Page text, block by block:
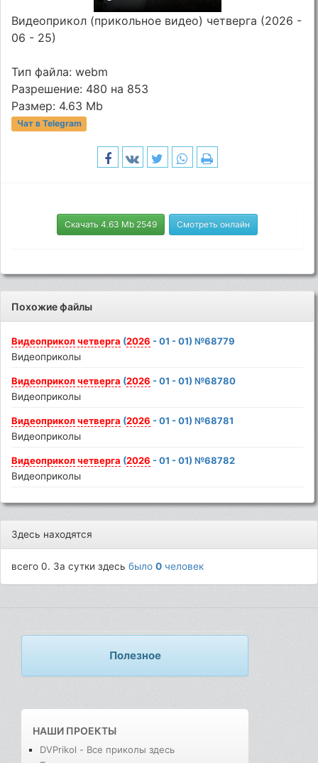
Видеоприкол (прикольное видео) четверга (2026 -
06 - 25)
Тип файла: webm
Разрешение: 480 на 853
Размер: 4.63 Mb
Чат в Telegram
Скачать 4.63 Mb 2549 Смотреть онлайн
Похожие файлы
Видеоприкол четверга (2026 - 01 - 01) №68779
Видеоприколы
Видеоприкол четверга (2026 - 01 - 01) №68780
Видеоприколы
Видеоприкол четверга (2026 - 01 - 01) №68781
Видеоприколы
Видеоприкол четверга (2026 - 01 - 01) №68782
Видеоприколы
Здесь находятся
всего 0. За сутки здесьбыло0 человек
Полезное
НАШИ ПРОЕКТЫ
DVPrikol - Все приколы здесь